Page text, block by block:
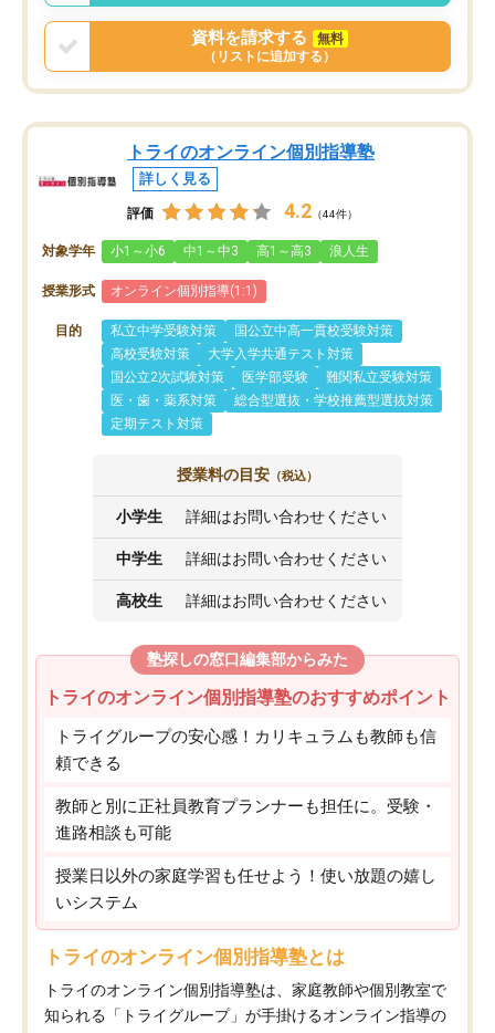
資料を請求する
無料
（リストに追加する）
トライのオンライン個別指導塾
詳しく見る
評価 4.2 （44件）
対象学年 小1～小6 中1～中3 高1～高3 浪人生
授業形式 オンライン個別指導(1:1)
目的 私立中学受験対策
国公立中高一貫校受験対策
高校受験対策
大学入学共通テスト対策
国公立2次試験対策
医学部受験
難関私立受験対策
医・歯・薬系対策
総合型選抜・学校推薦型選抜対策
定期テスト対策
授業料の目安 （税込）
小学生 詳細はお問い合わせください
中学生 詳細はお問い合わせください
高校生 詳細はお問い合わせください
塾探しの窓口編集部からみた
トライのオンライン個別指導塾のおすすめポイント
トライグループの安心感！カリキュラムも教師も信
頼できる
教師と別に正社員教育プランナーも担任に。受験・
進路相談も可能
授業日以外の家庭学習も任せよう！使い放題の嬉し
いシステム
トライのオンライン個別指導塾とは
トライのオンライン個別指導塾は、家庭教師や個別教室で
知られる「トライグループ」が手掛けるオンライン指導の